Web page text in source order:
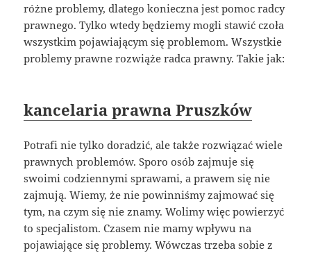
różne problemy, dlatego konieczna jest pomoc radcy
prawnego. Tylko wtedy będziemy mogli stawić czoła
wszystkim pojawiającym się problemom. Wszystkie
problemy prawne rozwiąże radca prawny. Takie jak:
kancelaria prawna Pruszków
Potrafi nie tylko doradzić, ale także rozwiązać wiele
prawnych problemów. Sporo osób zajmuje się
swoimi codziennymi sprawami, a prawem się nie
zajmują. Wiemy, że nie powinniśmy zajmować się
tym, na czym się nie znamy. Wolimy więc powierzyć
to specjalistom. Czasem nie mamy wpływu na
pojawiające się problemy. Wówczas trzeba sobie z